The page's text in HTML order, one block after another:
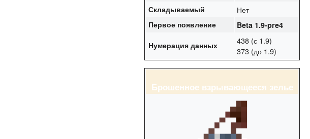
Складываемый
Нет
Первое появление
Beta 1.9-pre4
Нумерация данных
438 (с 1.9)
373 (до 1.9)
Брошенное взрывающееся зелье